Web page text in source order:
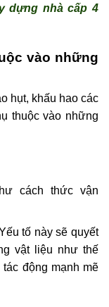
dựng nhà cấp 4
vào những
hụt, khấu hao các
thuộc vào những
cách thức vận
tố này sẽ quyết
vật liệu như thế
động mạnh mẽ